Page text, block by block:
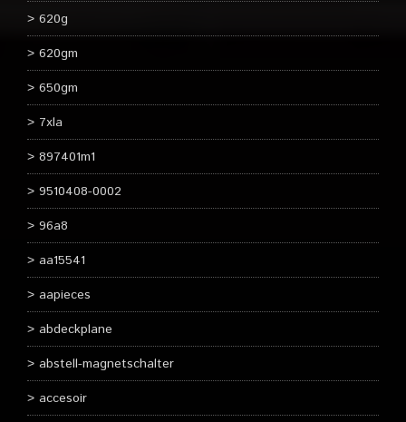
620g
620gm
650gm
7xla
897401m1
9510408-0002
96a8
aa15541
aapieces
abdeckplane
abstell-magnetschalter
accesoir